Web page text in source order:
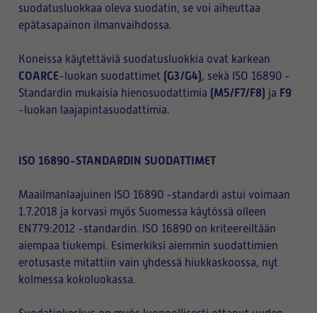
suodatusluokkaa oleva suodatin, se voi aiheuttaa
epätasapainon ilmanvaihdossa.
Koneissa käytettäviä suodatusluokkia ovat karkean
COARCE-luokan suodattimet (G3/G4), sekä ISO 16890 -
Standardin mukaisia hienosuodattimia (M5/F7/F8) ja F9
-luokan laajapintasuodattimia.
ISO 16890-STANDARDIN SUODATTIMET
Maailmanlaajuinen ISO 16890 -standardi astui voimaan
1.7.2018 ja korvasi myös Suomessa käytössä olleen
EN779:2012 -standardin. ISO 16890 on kriteereiltään
aiempaa tiukempi. Esimerkiksi aiemmin suodattimien
erotusaste mitattiin vain yhdessä hiukkaskoossa, nyt
kolmessa kokoluokassa.